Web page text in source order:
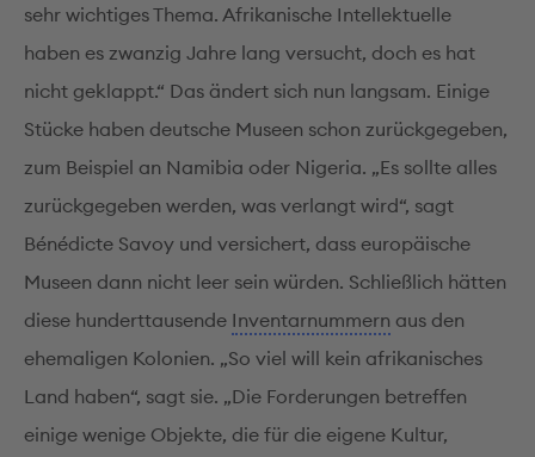
sehr wichtiges Thema. Afrikanische Intellektuelle
haben es zwanzig Jahre lang versucht, doch es hat
nicht geklappt.“ Das ändert sich nun langsam. Einige
Stücke haben deutsche Museen schon zurückgegeben,
zum Beispiel an Namibia oder Nigeria. „Es sollte alles
zurückgegeben werden, was verlangt wird“, sagt
Bénédicte Savoy und versichert, dass europäische
Museen dann nicht leer sein würden. Schließlich hätten
diese hunderttausende Inventarnummern aus den
ehemaligen Kolonien. „So viel will kein afrikanisches
Land haben“, sagt sie. „Die Forderungen betreffen
einige wenige Objekte, die für die eigene Kultur,